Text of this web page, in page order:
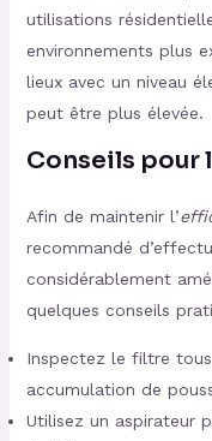
utilisations
environnements plus
lieux avec un niveau
peut être plus élevée.
Conseils pour
Afin de maintenir l’
recommandé
considérablement
quelques conseils
Inspectez le filtre
accumulation de
Utilisez un aspirateur